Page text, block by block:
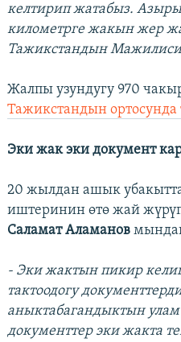
келтирип жатабыз.
километрге жакын жер
Тажикстандын Мажилиси
Жалпы узундугу 970
Тажикстандын ортосунда
Эки жак эки документ
20 жылдан ашык
иштеринин өтө жай
Саламат Аламанов
- Эки жактын пикир
тактоодогу
аныктабагандыктын
документтер эки жакта